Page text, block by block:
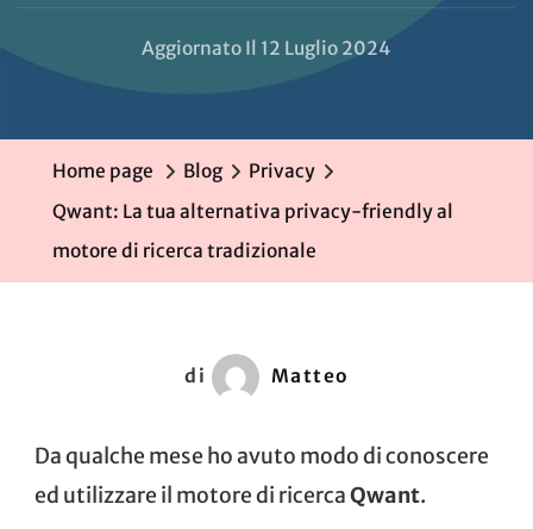
Aggiornato Il 12 Luglio 2024
Home page Blog
Privacy
Qwant: La tua alternativa privacy-friendly al
motore di ricerca tradizionale
di Matteo
Da qualche mese ho avuto modo di conoscere
ed utilizzare il motore di ricercaQwant.